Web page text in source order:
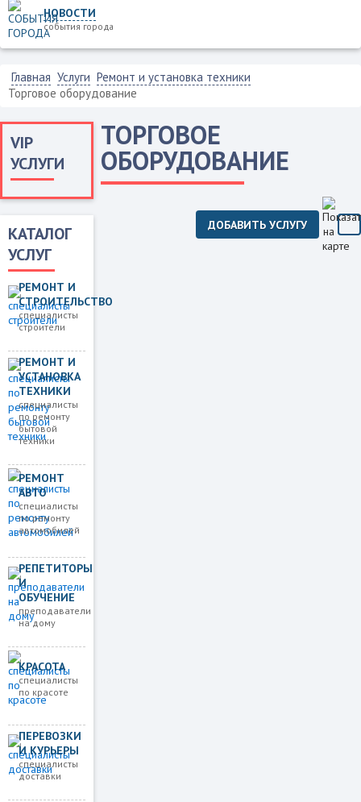
НОВОСТИ
события города
Главная Услуги Ремонт и установка техники
Торговое оборудование
VIP
УСЛУГИ
КАТАЛОГ
УСЛУГ
РЕМОНТ И
СТРОИТЕЛЬСТВО
специалисты
строители
РЕМОНТ И
УСТАНОВКА
ТЕХНИКИ
специалисты
по ремонту
бытовой
техники
РЕМОНТ
АВТО
специалисты
по ремонту
автомобилей
РЕПЕТИТОРЫ
И
ОБУЧЕНИЕ
преподаватели
на дому
КРАСОТА
специалисты
по красоте
ПЕРЕВОЗКИ
И КУРЬЕРЫ
специалисты
доставки
ТОРГОВОЕ
ОБОРУДОВАНИЕ
ДОБАВИТЬ УСЛУГУ